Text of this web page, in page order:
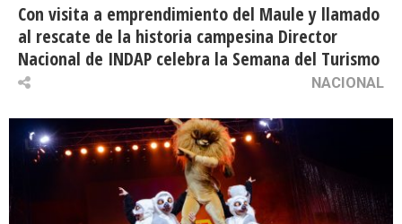
Con visita a emprendimiento del Maule y llamado
al rescate de la historia campesina Director
Nacional de INDAP celebra la Semana del Turismo
NACIONAL